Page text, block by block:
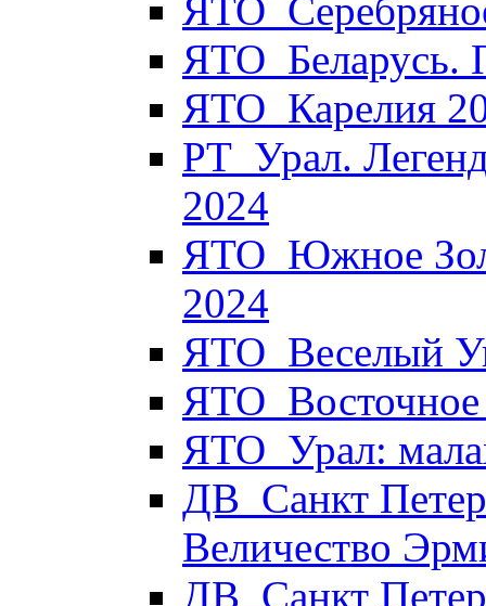
ЯТО_Беларусь.
ЯТО_Карелия
РТ_Урал.
2024
ЯТО_Южное
2024
ЯТО_Веселый
ЯТО_Восточное
ЯТО_Урал:
ДВ_Санкт
Величество
ДВ_Санкт